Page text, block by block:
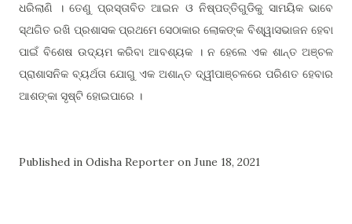
ଧରିଲାଣି । ତେଣୁ ପ୍ରସ୍ତାବିତ ଆଇନ ଓ ନିଷ୍ପତ୍ତିଗୁଡିକୁ ସାମୟିକ ଭାବେ
ସ୍ଥଗିତ ରଖି ପ୍ରଶାସକ ପ୍ରଥମେ ସେଠାକାର ଲୋକଙ୍କ ବିଶ୍ୱାସଭାଜନ ହେବା
ପାଇଁ ବିଶେଷ ଉଦ୍ୟମ କରିବା ଆବଶ୍ୟକ । ନ ହେଲେ ଏକ ଶାନ୍ତ ଅଞ୍ଚଳ
ପ୍ରାଶାସନିକ ବ୍ୟର୍ଥତା ଯୋଗୁ ଏକ ଅଶାନ୍ତ ଦ୍ୱୀପାଞ୍ଚଳରେ ପରିଣତ ହେବାର
ଆଶଙ୍କା ସୃଷ୍ଟି ହୋଇପାରେ ।
Published in Odisha Reporter on June 18, 2021